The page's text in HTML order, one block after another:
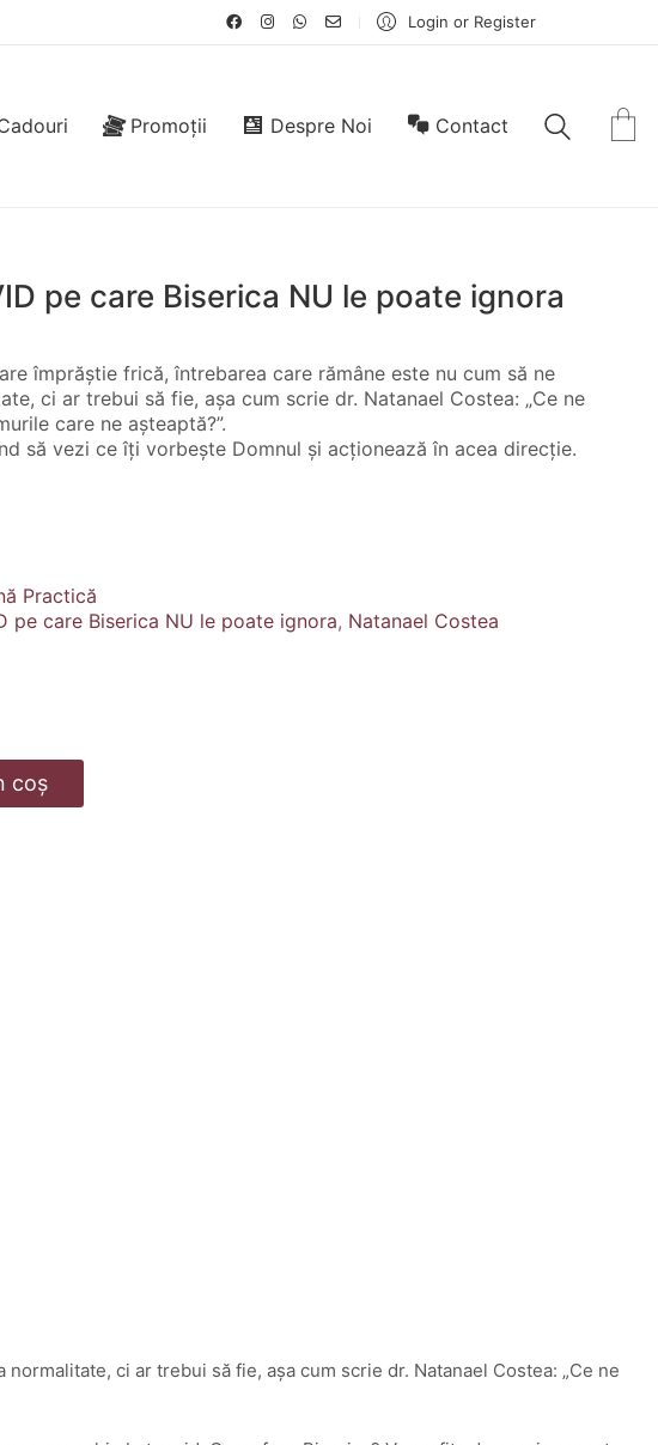
Login or Register
Promoții Despre Noi Contact
pe care Biserica NU le poate ignora
împrăştie frică, întrebarea care rămâne este nu cum să ne
ci ar trebui să fie, aşa cum scrie dr. Natanael Costea: „Ce ne
care ne aşteaptă?”.
să vezi ce îţi vorbeşte Domnul şi acţionează în acea direcţie.
Practică
pe care Biserica NU le poate ignora, Natanael Costea
coș
ci ar trebui să fie, aşa cum scrie dr. Natanael Costea: „Ce ne